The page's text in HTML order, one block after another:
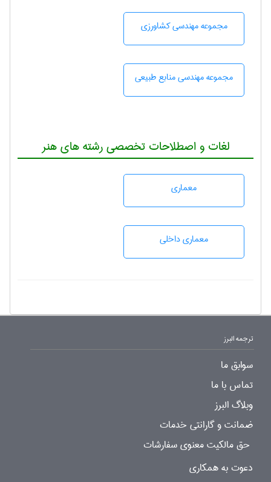
مجموعه مهندسی كشاورزی
مجموعه مهندسی منابع طبيعی
لغات و اصطلاحات تخصصی رشته های هنر
معماری
معماری داخلی
ترجمه البرز
سوابق ما
تماس با ما
وبلاگ البرز
ضمانت و گارانتی خدمات
حق مالکیت معنوی سفارشات
دعوت به همکاری